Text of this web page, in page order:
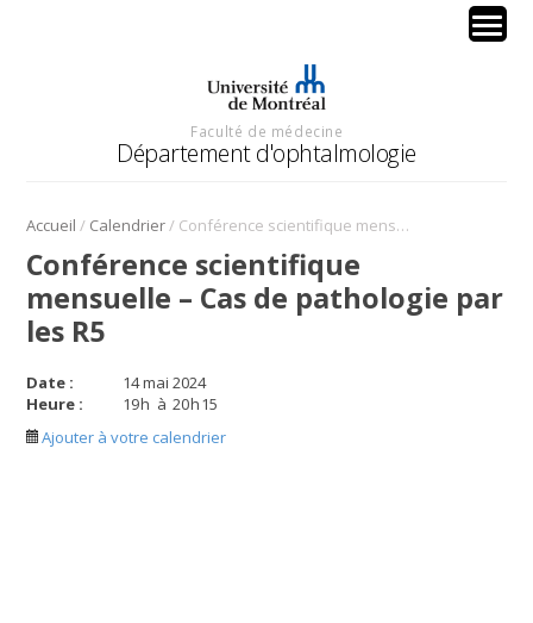
Faculté de médecine
Département d'ophtalmologie
Accueil / Calendrier/ Conférence scientifique mensuelle – Cas de pathologie par les R5
Conférence scientifique
mensuelle – Cas de pathologie par
les R5
Date :
14 mai 2024
Heure :
19h à 20h15
Ajouter à votre calendrier